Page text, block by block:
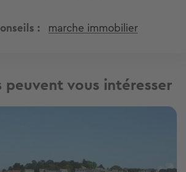
marche immobilier
peuvent vous intéresser